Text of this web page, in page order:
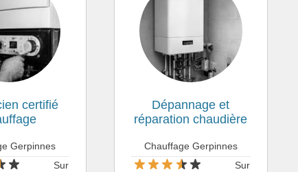
certifié
Gerpinnes
Sur
Dépannage et
réparation chaudière
Chauffage Gerpinnes
Sur